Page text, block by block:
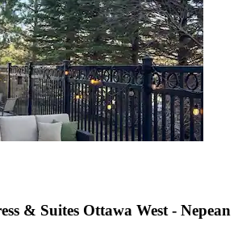
& Suites Ottawa West - Nepean